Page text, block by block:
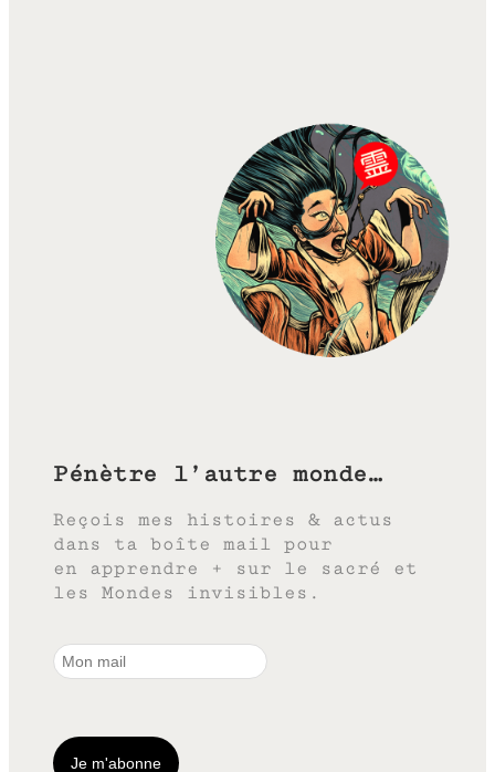
Pénètre l’autre monde…
Reçois mes histoires & actus
dans ta boîte mail pour
en apprendre + sur le sacré et
les Mondes invisibles.